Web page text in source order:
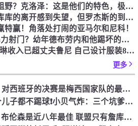
[好看推荐]阿根廷太粗野？克洛泽：这是他们的特色，极其强调对
[值得一看]特里：对库库的离开感到失望，但罗杰斯的到来又让我
赢！角落处打闹的亚马尔和尼科！
[有道理嘛?]从小就暴力射门？幼年德布劳内和他踢坏的树篱！
【推荐】太阳报：科琳收入已超丈夫鲁尼 自己设计服装8岁儿子当
更多
【视频】帕雷德斯：对西班牙的决赛是梅西国家队的最后一场比赛
【皇家马德里】三个儿子都不踢球❗️小贝气炸：三个坑爹货，只能
[体育报道]尼克·杨：布伦森是近八年最佳 联盟只有詹库杜能媲